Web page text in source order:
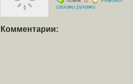
своими руками
Комментарии: